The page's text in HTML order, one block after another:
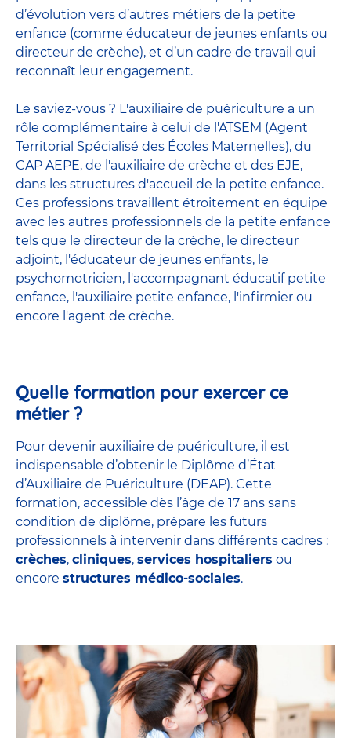
d’évolution vers d’autres métiers de la petite
enfance (comme éducateur de jeunes enfants ou
directeur de crèche), et d’un cadre de travail qui
reconnaît leur engagement.
Le saviez-vous ? L'auxiliaire de puériculture a un
rôle complémentaire à celui de l'ATSEM (Agent
Territorial Spécialisé des Écoles Maternelles), du
CAP AEPE, de l'auxiliaire de crèche et des EJE,
dans les structures d'accueil de la petite enfance.
Ces professions travaillent étroitement en équipe
avec les autres professionnels de la petite enfance
tels que le directeur de la crèche, le directeur
adjoint, l'éducateur de jeunes enfants, le
psychomotricien, l'accompagnant éducatif petite
enfance, l'auxiliaire petite enfance, l'infirmier ou
encore l'agent de crèche.
Quelle formation pour exercer ce
métier ?
Pour devenir auxiliaire de puériculture, il est
indispensable d’obtenir le Diplôme d’État
d’Auxiliaire de Puériculture (DEAP). Cette
formation, accessible dès l’âge de 17 ans sans
condition de diplôme, prépare les futurs
professionnels à intervenir dans différents cadres :
crèches, cliniques, services hospitaliers ou
encore structures médico-sociales.